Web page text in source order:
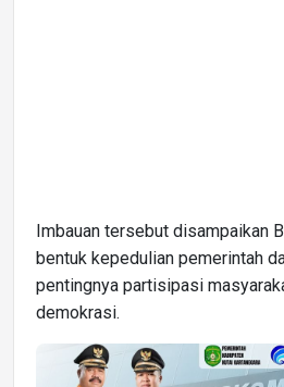
Imbauan tersebut disampaikan
bentuk kepedulian pemerintah
pentingnya partisipasi
demokrasi.